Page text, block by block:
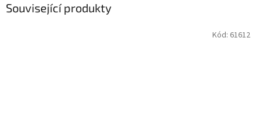
Související produkty
Kód: 61612